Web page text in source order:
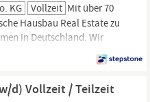
KG Vollzeit Mit über 70
Hausbau Real Estate zu
in Deutschland. Wir
mit nachhaltigem
Immobilienbestands. Mit
Euro nehmen wir
d) Vollzeit / Teilzeit